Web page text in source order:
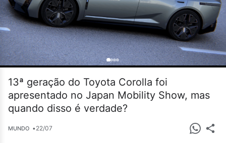
13ª geração do Toyota Corolla foi
apresentado no Japan Mobility Show, mas
quando disso é verdade?
MUNDO •22/07